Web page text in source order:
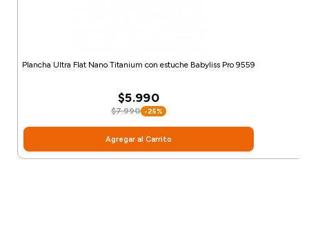
Plancha Ultra Flat Nano Titanium con estuche Babyliss Pro 9559
$5.990
$7.990 -25%
Agregar al Carrito